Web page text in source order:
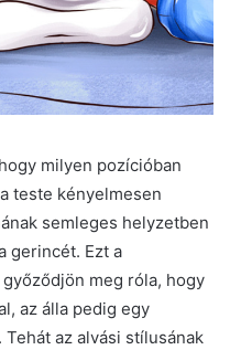
milyen pozícióban
teste kényelmesen
semleges helyzetben
gerincét. Ezt a
meg róla, hogy
az álla pedig egy
az alvási stílusának